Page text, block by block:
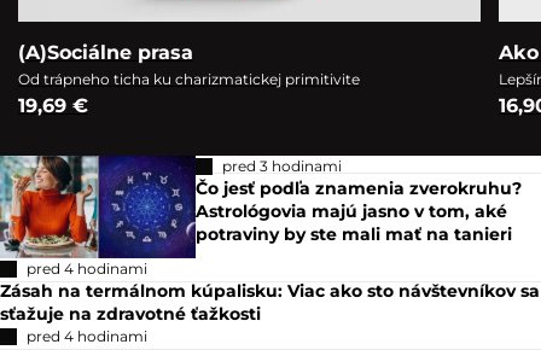
(A)Sociálne prasa
Od trápneho ticha ku charizmatickej primitivite
19,69 €
pred 3 hodinami
Čo jesť podľa znamenia zverokruhu?
Astrológovia majú jasno v tom, aké
potraviny by ste mali mať na tanieri
pred 4 hodinami
Zásah na termálnom kúpalisku: Viac ako sto návštevníkov sa
sťažuje na zdravotné ťažkosti
pred 4 hodinami